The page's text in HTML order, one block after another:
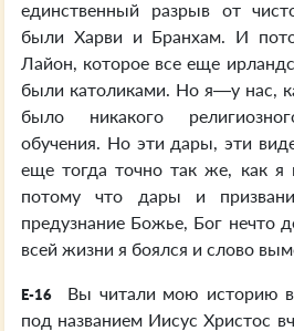
единственный разрыв от
были Харви и Бранхам. И
Лайон, которое все еще
были католиками. Но я—у нас,
было никакого
обучения. Но эти дары, эти
еще тогда точно так же, как я
потому что дары и
предузнание Божье, Бог нечто
всей жизни я боялся и слово
E-16
Вы читали мою историю
под названием Иисус Христос